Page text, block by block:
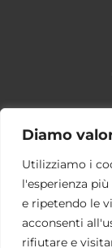
Diamo
Utilizziamo i
l'esperienza
e ripetendo le
acconsenti
rifiutare e